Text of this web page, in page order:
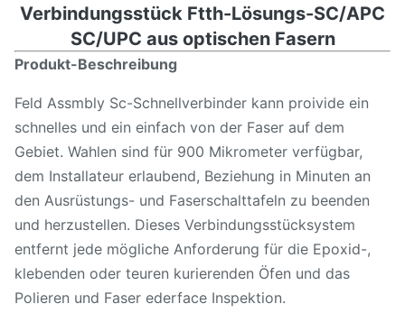
Verbindungsstück Ftth-Lösungs-SC/APC
SC/UPC aus optischen Fasern
Produkt-Beschreibung
Feld Assmbly Sc-Schnellverbinder kann proivide ein
schnelles und ein einfach von der Faser auf dem
Gebiet. Wahlen sind für 900 Mikrometer verfügbar,
dem Installateur erlaubend, Beziehung in Minuten an
den Ausrüstungs- und Faserschalttafeln zu beenden
und herzustellen. Dieses Verbindungsstücksystem
entfernt jede mögliche Anforderung für die Epoxid-,
klebenden oder teuren kurierenden Öfen und das
Polieren und Faser ederface Inspektion.